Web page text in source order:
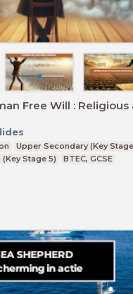
Free Will :
Upper Secondary (Key
Stage 5)
BTEC, GCSE